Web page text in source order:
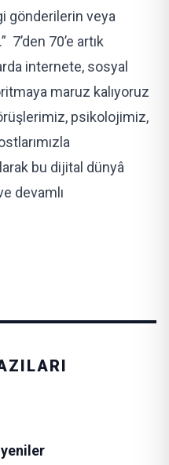
gönderilerin veya
7’den 70’e artık
internete, sosyal
maruz kalıyoruz
psikolojimiz,
bu dijital dünyâ
devamlı